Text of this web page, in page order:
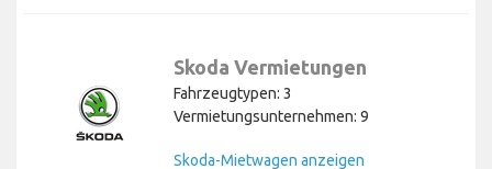
Skoda Vermietungen
Fahrzeugtypen: 3
Vermietungsunternehmen: 9
Skoda-Mietwagen anzeigen